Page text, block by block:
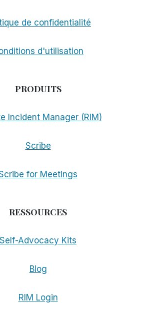
de confidentialité
d'utilisation
PRODUITS
Incident Manager (RIM)
Scribe
for Meetings
RESSOURCES
Self-Advocacy Kits
Blog
RIM Login